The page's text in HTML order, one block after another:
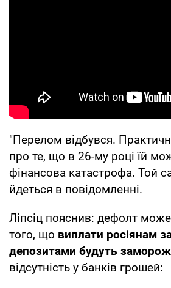
"Перелом відбувся.
про те, що в 26-му році їй
фінансова катастрофа. Той
йдеться в повідомленні.
Ліпсіц пояснив: дефолт
того, що виплати росіянам
депозитами будуть
відсутність у банків грошей: